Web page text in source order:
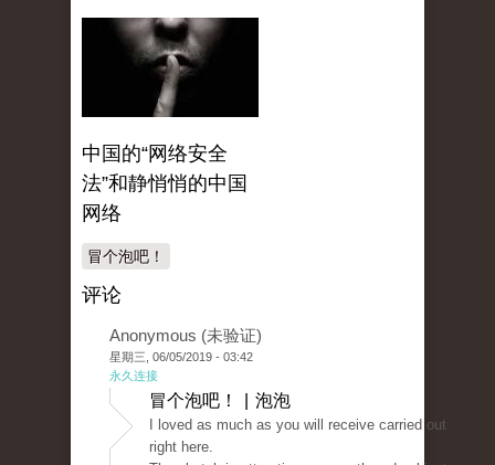
中国的“网络安全
法”和静悄悄的中国
网络
冒个泡吧！
评论
Anonymous (未验证)
星期三, 06/05/2019 - 03:42
永久连接
冒个泡吧！ | 泡泡
I loved as much as you will receive carried out
right here.